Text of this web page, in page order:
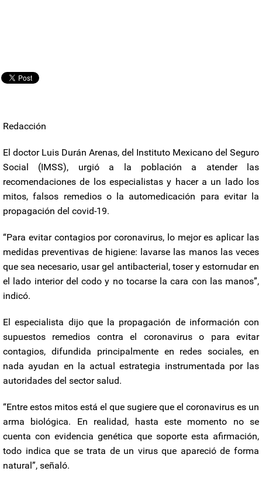
Redacción
El doctor Luis Durán Arenas, del Instituto Mexicano del Seguro
Social (IMSS), urgió a la población a atender las
recomendaciones de los especialistas y hacer a un lado los
mitos, falsos remedios o la automedicación para evitar la
propagación del covid-19.
“Para evitar contagios por coronavirus, lo mejor es aplicar las
medidas preventivas de higiene: lavarse las manos las veces
que sea necesario, usar gel antibacterial, toser y estornudar en
el lado interior del codo y no tocarse la cara con las manos”,
indicó.
El especialista dijo que la propagación de información con
supuestos remedios contra el coronavirus o para evitar
contagios, difundida principalmente en redes sociales, en
nada ayudan en la actual estrategia instrumentada por las
autoridades del sector salud.
“Entre estos mitos está el que sugiere que el coronavirus es un
arma biológica. En realidad, hasta este momento no se
cuenta con evidencia genética que soporte esta afirmación,
todo indica que se trata de un virus que apareció de forma
natural”, señaló.